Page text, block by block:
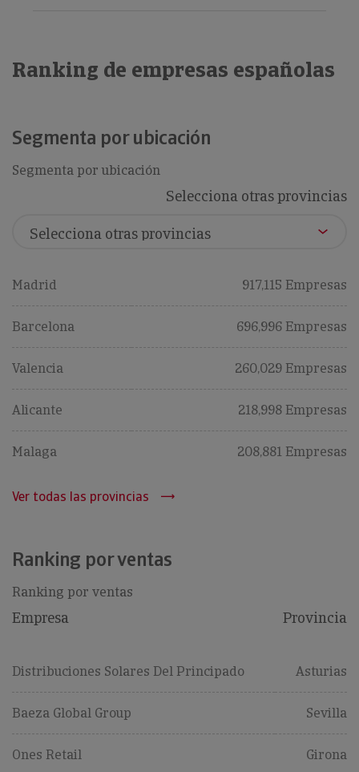
Ranking de empresas españolas
Segmenta por ubicación
Segmenta por ubicación
Selecciona otras provincias
Madrid 917,115 Empresas
Barcelona 696,996 Empresas
Valencia 260,029 Empresas
Alicante 218,998 Empresas
Malaga 208,881 Empresas
Ver todas las provincias
Ranking por ventas
Ranking por ventas
Empresa Provincia
Distribuciones Solares Del Principado Asturias
Baeza Global Group Sevilla
Ones Retail Girona